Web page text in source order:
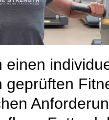
einen
geprüften